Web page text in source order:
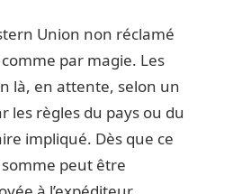
Union non réclamé
comme par magie. Les
là, en attente, selon un
les règles du pays ou du
impliqué. Dès que ce
somme peut être